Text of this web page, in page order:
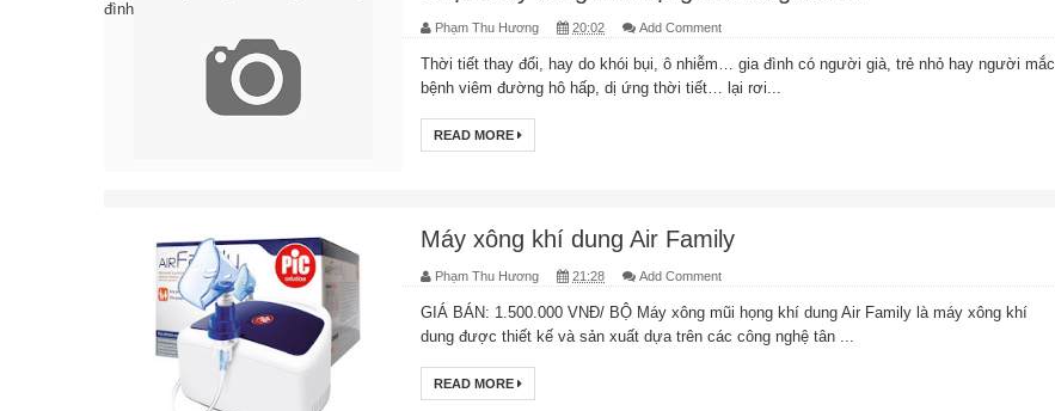
Phạm Thu Hương 20:02 Add Comment
Thời tiết thay đổi, hay do khói bụi, ô nhiễm… gia đình có người già, trẻ nhỏ hay người mắc
bệnh viêm đường hô hấp, dị ứng thời tiết… lại rơi...
READ MORE
Máy xông khí dung Air Family
Phạm Thu Hương 21:28 Add Comment
GIÁ BÁN: 1.500.000 VNĐ/ BỘ Máy xông mũi họng khí dung Air Family là máy xông khí
dung được thiết kế và sản xuất dựa trên các công nghệ tân ...
READ MORE